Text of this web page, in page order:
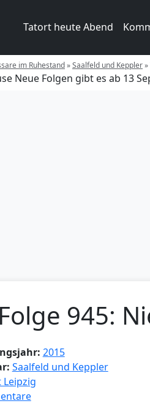
Tatort heute Abend
im Ruhestand»Saalfeld und Keppler»
Neue Folgen gibt es ab 13
945:
2015
Saalfeld und Keppler
Leipzig